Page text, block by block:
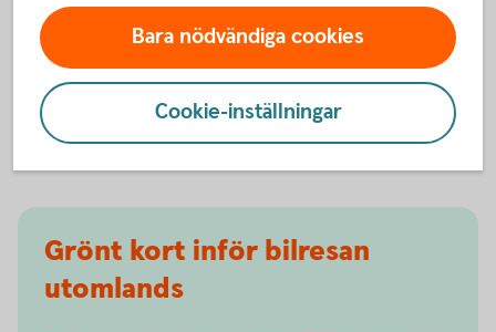
Hur ställer jag av bilen och avslutar min
Ingår trafikförsäkring i bilförsäkringen?
Grönt kort inför bilresan
utomlands
Bara nödvändiga cookies
Cookie-inställningar